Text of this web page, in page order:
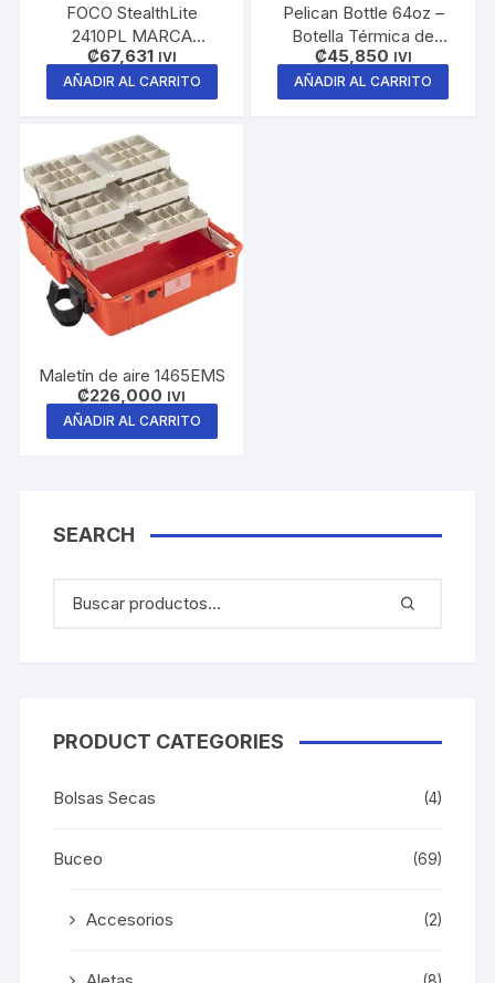
FOCO StealthLite
2410PL MARCA
PELICAN 183 LUMENES
₡67,631 IVI
AÑADIR AL CARRITO
Pelican Bottle 64oz –
Botella Térmica de
Acero Inoxidable
(Negro)
₡45,850 IVI
AÑADIR AL CARRITO
Maletín de aire 1465EMS
₡226,000 IVI
AÑADIR AL CARRITO
SEARCH
PRODUCT CATEGORIES
Bolsas Secas (4)
Buceo (69)
Accesorios (2)